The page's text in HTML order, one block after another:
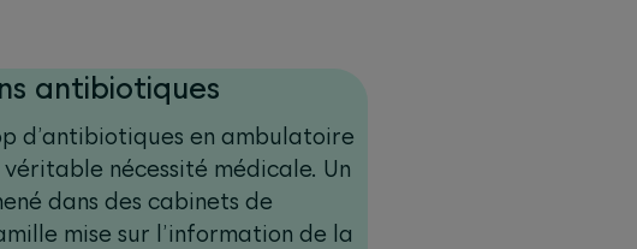
antibiotiques
d’antibiotiques en ambulatoire
véritable nécessité médicale. Un
dans des cabinets de
mise sur l’information de la